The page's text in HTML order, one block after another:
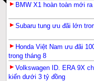
BMW X1 hoàn toàn mới
Subaru tung ưu đãi lớn
Honda Việt Nam ưu đãi
trong tháng 8
Volkswagen ID. ERA 9X
kiến dưới 3 tỷ đồng